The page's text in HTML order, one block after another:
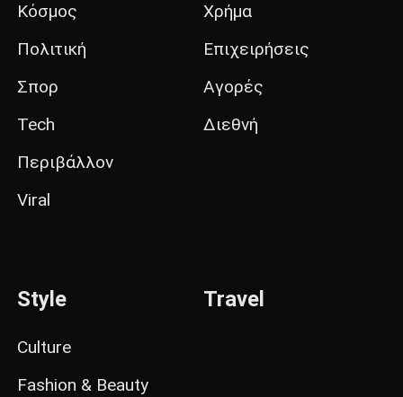
Κόσμος
Πολιτική
Σπορ
Tech
Περιβάλλον
Viral
Χρήμα
Επιχειρήσεις
Αγορές
Διεθνή
Style
Culture
Fashion & Beauty
Travel